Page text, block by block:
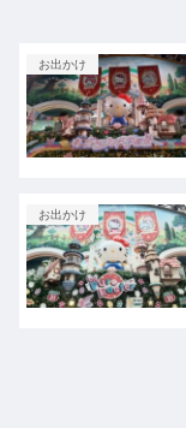
お出かけ
お出かけ